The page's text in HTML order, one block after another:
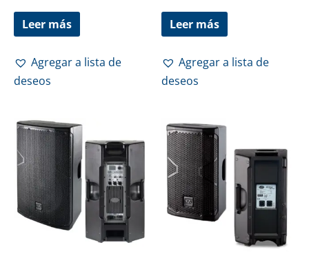
Leer más
Agregar a lista de
deseos
Leer más
Agregar a lista de
deseos